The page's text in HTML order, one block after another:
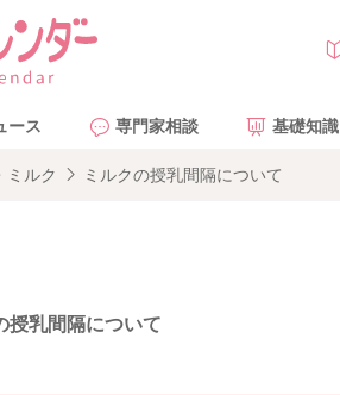
ース 専門家相談 基礎知識
ミルク ミルクの授乳間隔について
授乳間隔について